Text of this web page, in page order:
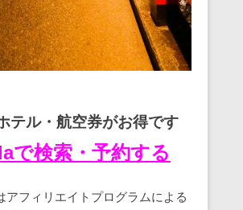
テル・航空券がお得です
で検索・予約する
アフィリエイトプログラムによる